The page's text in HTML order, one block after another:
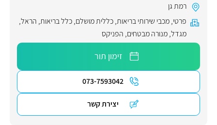
רמת גן
פרטי,מכבי שירותי בריאות,כללית מושלם,כלל בריאות, הראל,
מגדל,מנורה מבטחים, הפניקס
זימון תור
073-7593042
יצירת קשר